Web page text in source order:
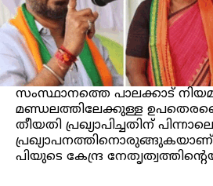
സംസ്ഥാനത്തെ പാലക്കാട്
മണ്ഡലത്തിലേക്കുള്ള
തീയതി പ്രഖ്യാപിച്ചതിന്
പ്രഖ്യാപനത്തിനൊരുങ്ങുകയാണ്
പിയുടെ കേന്ദ്ര